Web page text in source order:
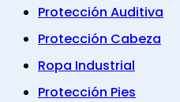
Protección Auditiva
Protección Cabeza
Ropa Industrial
Protección Pies